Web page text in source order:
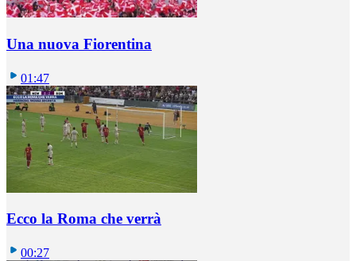
Una nuova Fiorentina
01:47
Ecco la Roma che verrà
00:27